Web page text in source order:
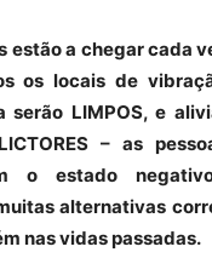
estão a chegar cada
os locais de
serão LIMPOS, e
– as
o estado
alternativas
nas vidas passadas.